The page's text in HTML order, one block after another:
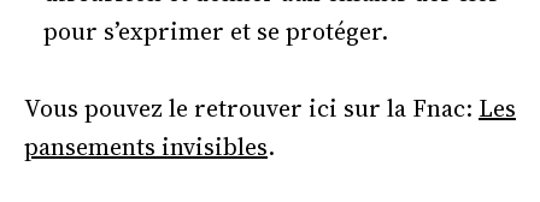
pour s’exprimer et se protéger.
Vous pouvez le retrouver ici sur la Fnac: Les
pansements invisibles.